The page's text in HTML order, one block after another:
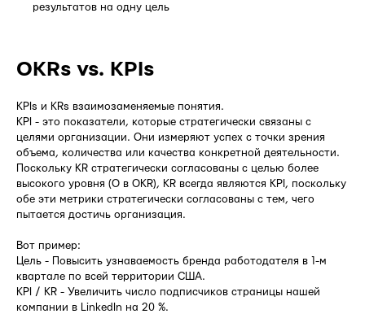
результатов на одну цель
OKRs vs. KPIs
KPIs и KRs взаимозаменяемые понятия.
KPI - это показатели, которые стратегически связаны с
целями организации. Они измеряют успех с точки зрения
объема, количества или качества конкретной деятельности.
Поскольку KR стратегически согласованы с целью более
высокого уровня (О в OKR), KR всегда являются KPI, поскольку
обе эти метрики стратегически согласованы с тем, чего
пытается достичь организация.
Вот пример:
Цель - Повысить узнаваемость бренда работодателя в 1-м
квартале по всей территории США.
KPI / KR - Увеличить число подписчиков страницы нашей
компании в LinkedIn на 20 %.